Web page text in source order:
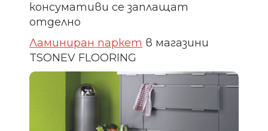
консумативи се заплащат
отделно
Ламиниран паркет в магазини
TSONEV FLOORING